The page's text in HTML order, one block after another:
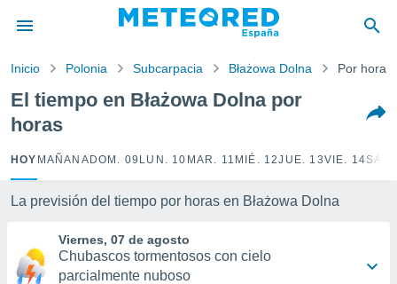
por
para
la
calidad.
a este
las
y
forma
Inicio Polonia Subcarpacia Błażowa Dolna Por horas
El tiempo en Błażowa Dolna por
horas
HOY MAÑANA DOM. 09 LUN. 10 MAR. 11 MIÉ. 12JUE. 13VIE. 14
La previsión del tiempo por horas en Błażowa Dolna
Viernes, 07 de agosto
Chubascos tormentosos con cielo
parcialmente nuboso